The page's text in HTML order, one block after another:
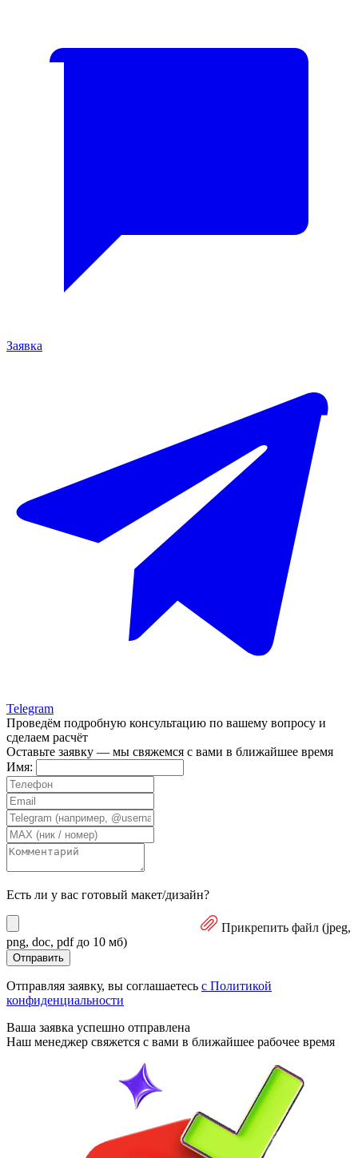
Заявка
Telegram
Проведём подробную консультацию по вашему вопросу и
сделаем расчёт
Оставьте заявку — мы свяжемся с вами в ближайшее время
Имя:
Есть ли у вас готовый макет/дизайн?
Прикрепить файл (jpeg,
png, doc, pdf до 10 мб)
Отправить
Отправляя заявку, вы соглашаетесь с Политикой
конфиденциальности
Ваша заявка успешно отправлена
Наш менеджер свяжется с вами в ближайшее рабочее время